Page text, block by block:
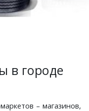
в городе
– магазинов,